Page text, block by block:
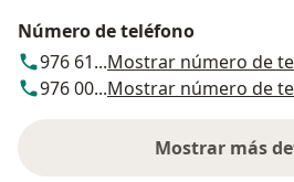
Número de teléfono
976 61...Mostrar número de
976 00...Mostrar número de
Mostrar más